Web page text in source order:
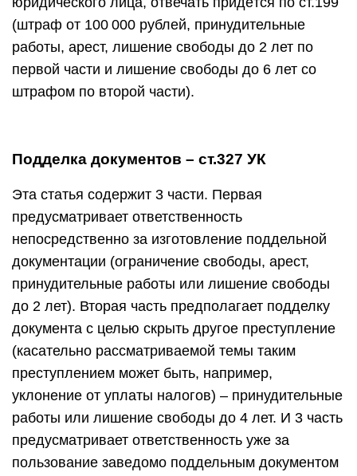
(штраф от 100 000 рублей, принудительные
работы, арест, лишение свободы до 2 лет по
первой части и лишение свободы до 6 лет со
штрафом по второй части).
Подделка документов – ст.327 УК
Эта статья содержит 3 части. Первая
предусматривает ответственность
непосредственно за изготовление поддельной
документации (ограничение свободы, арест,
принудительные работы или лишение свободы
до 2 лет). Вторая часть предполагает подделку
документа с целью скрыть другое преступление
(касательно рассматриваемой темы таким
преступлением может быть, например,
уклонение от уплаты налогов) – принудительные
работы или лишение свободы до 4 лет. И 3 часть
предусматривает ответственность уже за
пользование заведомо поддельным документом